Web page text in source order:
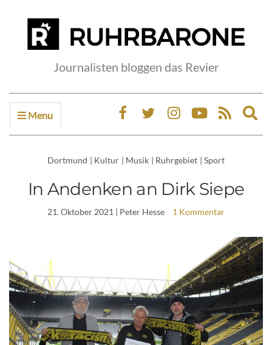
Journalisten bloggen das Revier
Menu
Dortmund | Kultur | Musik | Ruhrgebiet | Sport
In Andenken an Dirk Siepe
21. Oktober 2021 | Peter Hesse 1 Kommentar